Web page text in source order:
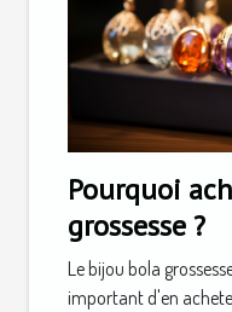
Pourquoi
grossesse ?
Le bijou bola
important d'en